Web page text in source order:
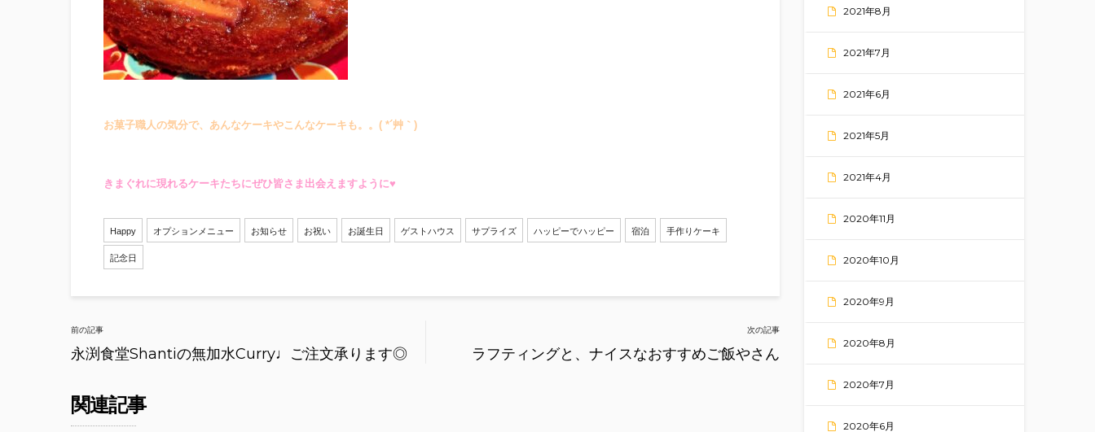
お菓子職人の気分で、あんなケーキやこんなケーキも。。( *´艸｀)
きまぐれに現れるケーキたちにぜひ皆さま出会えますように♥
Happy オプションメニュー お知らせ お祝い お誕生日 ゲストハウス サプライズ ハッピーでハッピー 宿泊 手作りケーキ
記念日
Post
navigation
前の記事
永渕食堂Shantiの無加水Curry♩ご注文承ります◎
次の記事
ラフティングと、ナイスなおすすめご飯やさん
関連記事
2021年8月
2021年7月
2021年6月
2021年5月
2021年4月
2020年11月
2020年10月
2020年9月
2020年8月
2020年7月
2020年6月